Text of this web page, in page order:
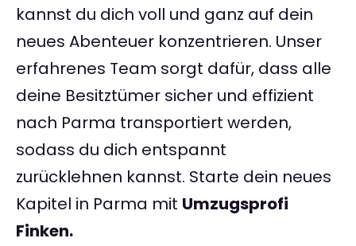
kannst du dich voll und ganz auf dein
neues Abenteuer konzentrieren. Unser
erfahrenes Team sorgt dafür, dass alle
deine Besitztümer sicher und effizient
nach Parma transportiert werden,
sodass du dich entspannt
zurücklehnen kannst. Starte dein neues
Kapitel in Parma mit Umzugsprofi
Finken.